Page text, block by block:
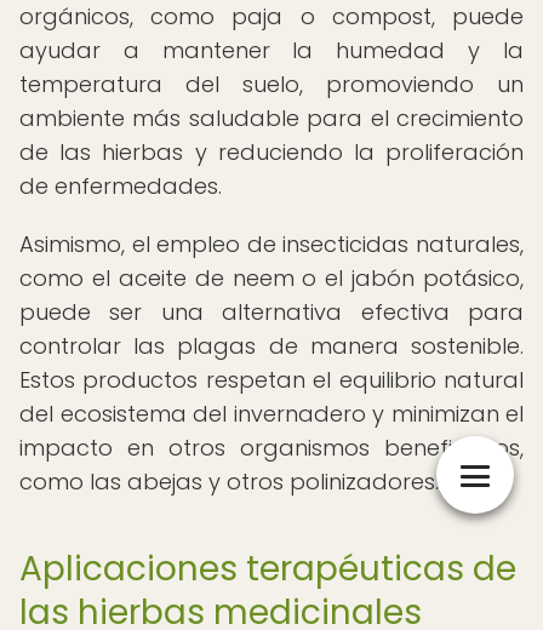
orgánicos, como paja o compost, puede
ayudar a mantener la humedad y la
temperatura del suelo, promoviendo un
ambiente más saludable para el crecimiento
de las hierbas y reduciendo la proliferación
de enfermedades.
Asimismo, el empleo de insecticidas naturales,
como el aceite de neem o el jabón potásico,
puede ser una alternativa efectiva para
controlar las plagas de manera sostenible.
Estos productos respetan el equilibrio natural
del ecosistema del invernadero y minimizan el
impacto en otros organismos beneficiosos,
como las abejas y otros polinizadores.
Aplicaciones terapéuticas de
las hierbas medicinales